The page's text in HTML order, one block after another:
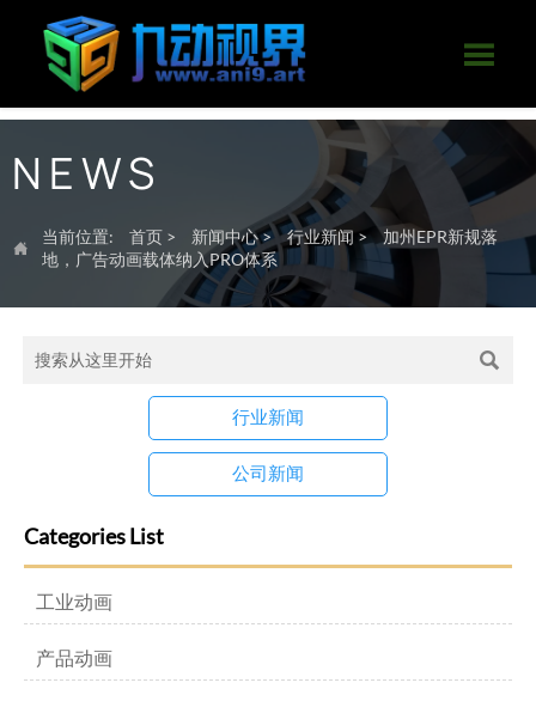

NEWS

当前位置: 首页 > 新闻中心> 行业新闻 > 加州EPR新规落
地，广告动画载体纳入PRO体系

行业新闻
公司新闻
Categories List
工业动画
产品动画